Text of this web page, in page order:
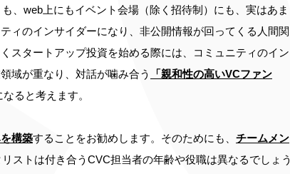
、web上にもイベント会場（除く招待制）にも、実はあま
ィのインサイダーになり、非公開情報が回ってくる人間関
スタートアップ投資を始める際には、コミュニティのイン
域が重なり、対話が噛み合う
「親和性の高いVCファン
ると考えます。
構築することをお勧めします。そのためにも、 チームメン
ストは付き合うCVC担当者の年齢や役職は異なるでしょう